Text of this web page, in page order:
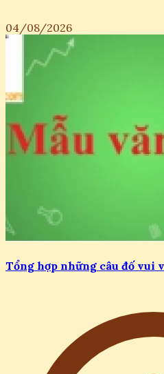
04/08/2026
Tổng hợp những câu đố vui